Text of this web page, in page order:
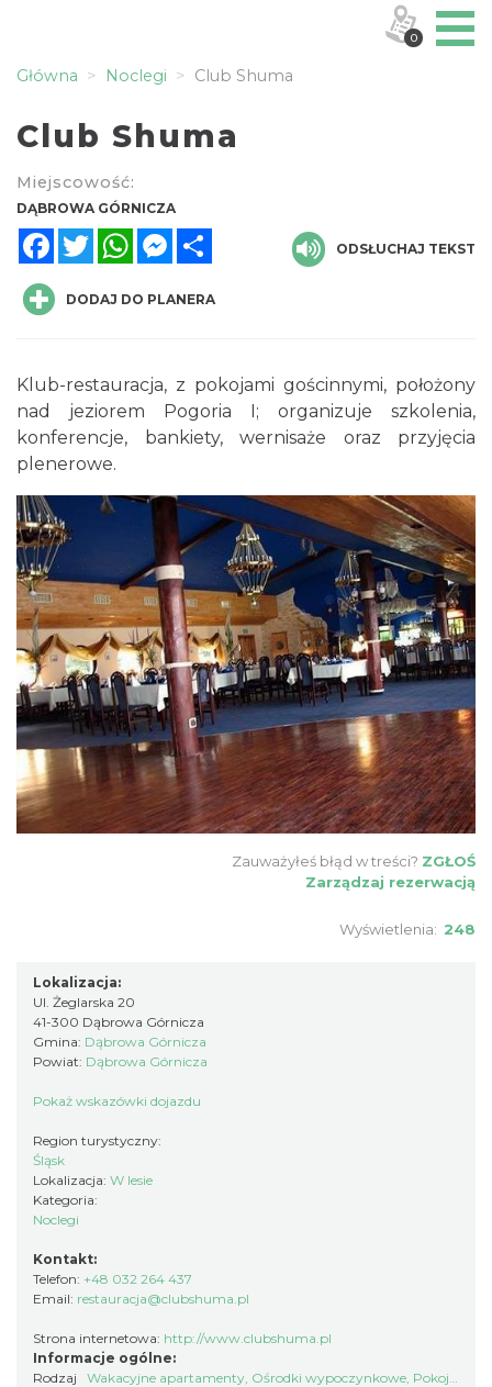
Główna Noclegi Club Shuma
Club Shuma
Miejscowość:
DĄBROWA GÓRNICZA
FacebookTwitterWhatsAppMessenger
ODSŁUCHAJ TEKST
DODAJ DO PLANERA
Klub-restauracja, z pokojami gościnnymi, położony
nad jeziorem Pogoria I; organizuje szkolenia,
konferencje, bankiety, wernisaże oraz przyjęcia
plenerowe.
Zauważyłeś błąd w treści? ZGŁOŚ
Zarządzaj rezerwacją
Wyświetlenia: 248
Lokalizacja:
Ul. Żeglarska 20
41-300 Dąbrowa Górnicza
Gmina: Dąbrowa Górnicza
Powiat: Dąbrowa Górnicza
Pokaż wskazówki dojazdu
Region turystyczny:
Śląsk
Lokalizacja: W lesie
Kategoria:
Noclegi
Kontakt:
Telefon: +48 032 264 437
Email: restauracja@clubshuma.pl
Strona internetowa: http://www.clubshuma.pl
Informacje ogólne:
Rodzaj
Wakacyjne apartamenty, Ośrodki wypoczynkowe, Pokoje gościnne i kwatery prywatne
0